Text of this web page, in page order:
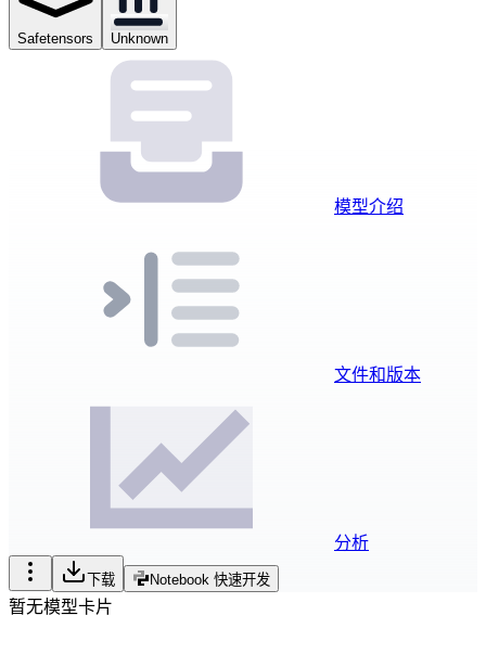
Safetensors Unknown
模型介绍
文件和版本
分析
下载 Notebook 快速开发
暂无模型卡片